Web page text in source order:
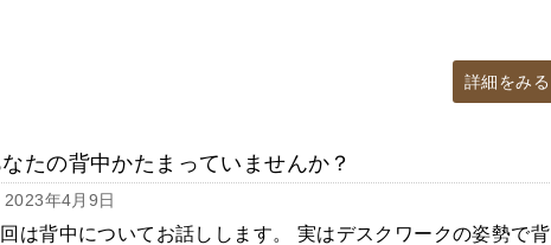
詳細をみる
たの背中かたまっていませんか？
2023年4月9日
は背中についてお話しします。 実はデスクワークの姿勢で背